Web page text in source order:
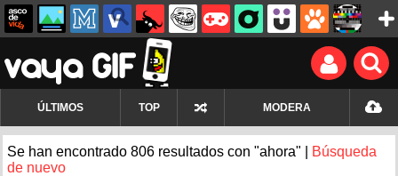
ÚLTIMOS TOP MODERA
Se han encontrado 806 resultados con "ahora" |
Búsqueda
de nuevo